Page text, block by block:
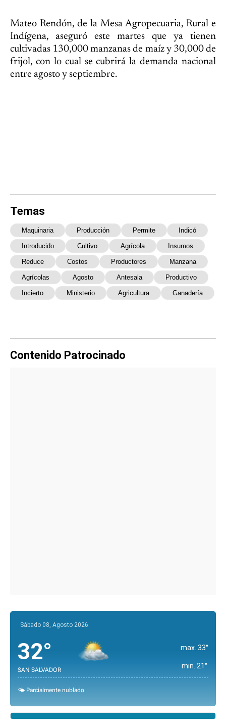
Mateo Rendón, de la Mesa Agropecuaria, Rural e
Indígena, aseguró este martes que ya tienen
cultivadas 130,000 manzanas de maíz y 30,000 de
frijol, con lo cual se cubrirá la demanda nacional
entre agosto y septiembre.
Temas
Maquinaria Producción Permite Indicó
Introducido Cultivo Agrícola Insumos
Reduce Costos Productores Manzana
Agrícolas Agosto Antesala Productivo
Incierto Ministerio Agricultura Ganadería
Contenido Patrocinado
Sábado 08, Agosto 2026
32°
SAN SALVADOR
max. 33°
min. 21°
🌤️ Parcialmente nublado